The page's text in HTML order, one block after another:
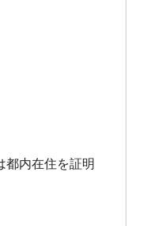
都内在住を証明